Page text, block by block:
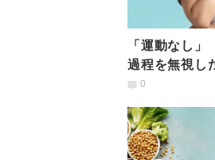
「運動なし
過程を無視し
エット」の落
0